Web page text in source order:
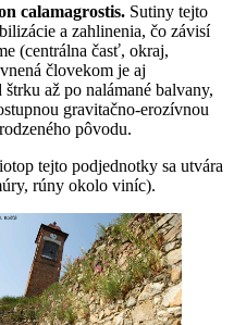
calamagrostis. Sutiny tejto
a zahlinenia, čo závisí
(centrálna časť, okraj,
človekom je aj
až po nalámané balvany,
gravitačno-erozívnou
pôvodu.
tejto podjednotky sa utvára
rúny okolo viníc).